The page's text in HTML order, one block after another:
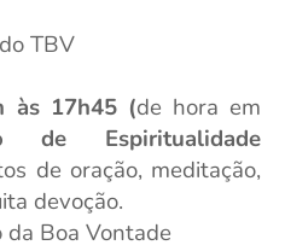
TBV
às 17h45 (de hora em
de Espiritualidade
de oração, meditação,
devoção.
Boa Vontade